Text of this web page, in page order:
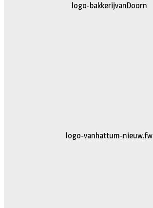
logo-bakkerijvanDoorn
logo-vanhattum-nieuw.fw